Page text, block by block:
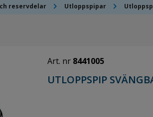
reservdelar chevron_right Utloppspipar chevron_right
Art. nr 8441005
UTLOPPSPIP